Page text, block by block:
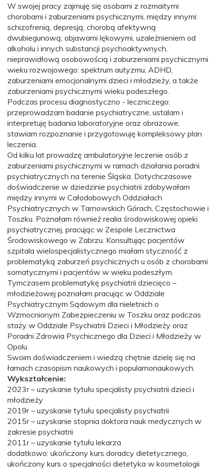
W swojej pracy zajmuję się osobami z rozmaitymi
chorobami i zaburzeniami psychicznymi, między innymi:
schizofrenią, depresją, chorobą afektywną
dwubiegunową, objawami lękowymi, uzależnieniem od
alkoholu i innych substancji psychoaktywnych,
nieprawidłową osobowością i zaburzeniami psychicznymi
wieku rozwojowego: spektrum autyzmu, ADHD,
zaburzeniami emocjonalnymi dzieci i młodzieży, a także
zaburzeniami psychicznymi wieku podeszłego.
Podczas procesu diagnostyczno - leczniczego:
przeprowadzam badanie psychiatryczne, ustalam i
interpretuję badania laboratoryjne oraz obrazowe,
stawiam rozpoznanie i przygotowuję kompleksowy plan
leczenia.
Od kilku lat prowadzę ambulatoryjne leczenie osób z
zaburzeniami psychicznymi w ramach działania poradni
psychiatrycznych na terenie Śląska. Dotychczasowe
doświadczenie w dziedzinie psychiatrii zdobywałam
między innymi w Całodobowych Oddziałach
Psychiatrycznych w Tarnowskich Górach, Częstochowie i
Toszku. Poznałam również realia środowiskowej opieki
psychiatrycznej, pracując w Zespole Lecznictwa
Środowiskowego w Zabrzu. Konsultując pacjentów
szpitala wielospecjalistycznego miałam styczność z
problematyką zaburzeń psychicznych u osób z chorobami
somatycznymi i pacjentów w wieku podeszłym.
Tymczasem problematykę psychiatrii dziecięco –
młodzieżowej poznałam pracując w Oddziale
Psychiatrycznym Sądowym dla nieletnich o
Wzmocnionym Zabezpieczeniu w Toszku oraz podczas
staży w Oddziale Psychiatrii Dzieci i Młodzieży oraz
Poradni Zdrowia Psychicznego dla Dzieci i Młodzieży w
Opolu.
Swoim doświadczeniem i wiedzą chętnie dzielę się na
łamach czasopism naukowych i popularnonaukowych.
Wykształcenie:
2023r – uzyskanie tytułu specjalisty psychiatrii dzieci i
młodzieży
2019r – uzyskanie tytułu specjalisty psychiatrii
2015r – uzyskanie stopnia doktora nauk medycznych w
zakresie psychiatrii
2011r – uzyskanie tytułu lekarza
dodatkowo: ukończony kurs doradcy dietetycznego,
ukończony kurs o specjalności dietetyka w kosmetologii